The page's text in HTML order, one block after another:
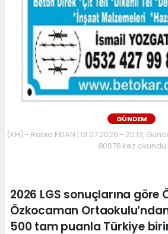
GÜNDEM
(KH) - Rabia FİDAN | 13.07.2026 - 20:13,
80076 kez okundu.
2026 LGS sonuçlarına göre
Özkocaman
500 tam puanla Türkiye